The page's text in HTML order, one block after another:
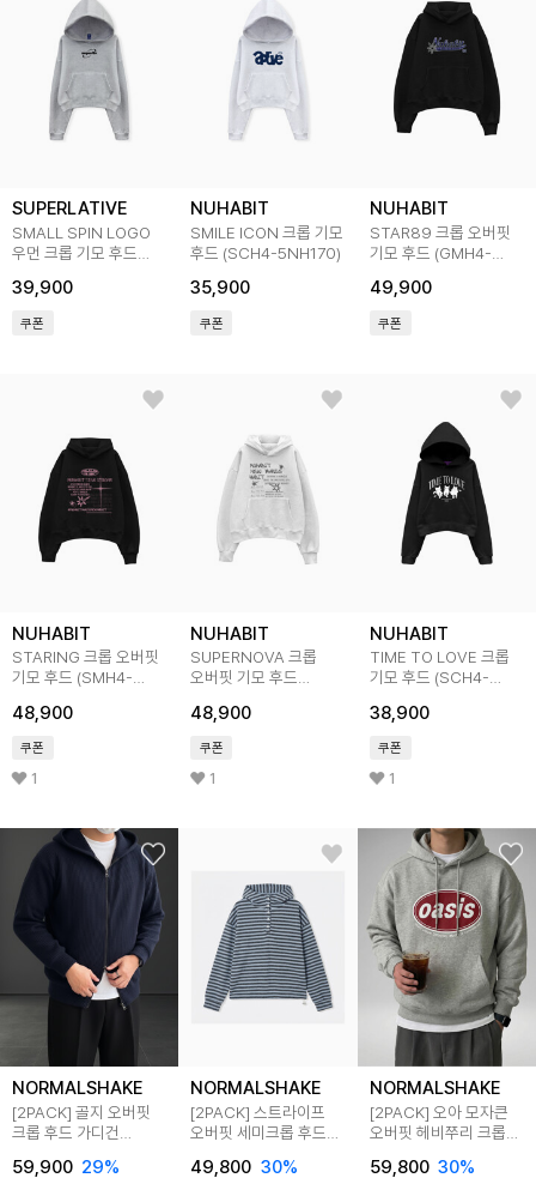
SUPERLATIVE
SMALL SPIN LOGO
우먼 크롭 기모 후드
39,900
쿠폰
NUHABIT
SMILE ICON 크롭 기모
후드 (SCH4-5NH170)
35,900
쿠폰
NUHABIT
STAR89 크롭 오버핏
기모 후드 (GMH4-
49,900
쿠폰
NUHABIT
STARING 크롭 오버핏
기모 후드 (SMH4-
48,900
쿠폰
1
NUHABIT
SUPERNOVA 크롭
오버핏 기모 후드
48,900
쿠폰
1
NUHABIT
TIME TO LOVE 크롭
기모 후드 (SCH4-
38,900
쿠폰
1
NORMALSHAKE
[2PACK] 골지 오버핏
크롭 후드 가디건
59,900 29%
NORMALSHAKE
[2PACK] 스트라이프
오버핏 세미크롭 후드
49,800 30%
NORMALSHAKE
[2PACK] 오아 모자큰
오버핏 헤비쭈리 크롭
59,800 30%